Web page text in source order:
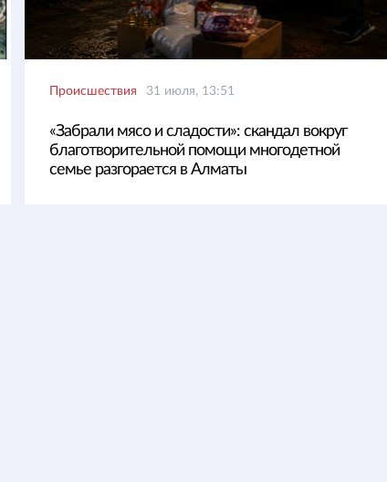
Происшествия 31 июля, 13:51
«Забрали мясо и сладости»: скандал вокруг
благотворительной помощи многодетной
семье разгорается в Алматы